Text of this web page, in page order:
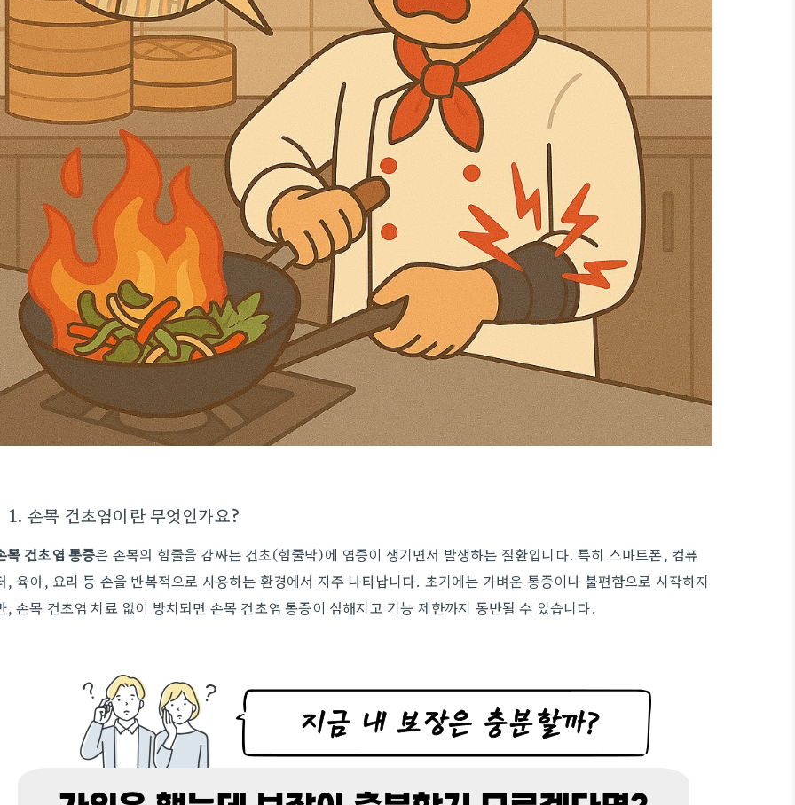
1. 손목 건초염이란 무엇인가요?
목 건초염 통증은 손목의 힘줄을 감싸는 건초(힘줄막)에 염증이 생기면서 발생하는 질환입니다. 특히 스마트폰, 컴퓨
, 육아, 요리 등 손을 반복적으로 사용하는 환경에서 자주 나타납니다. 초기에는 가벼운 통증이나 불편함으로 시작하지
, 손목 건초염 치료 없이 방치되면 손목 건초염 통증이 심해지고 기능 제한까지 동반될 수 있습니다.